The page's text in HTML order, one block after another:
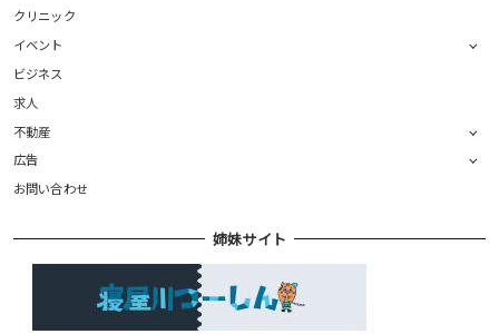
クリニック
イベント
ビジネス
求人
不動産
広告
お問い合わせ
姉妹サイト